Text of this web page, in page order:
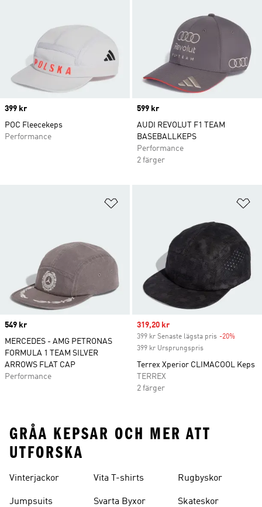
Price
399 kr
POC Fleecekeps
Performance
Price
599 kr
AUDI REVOLUT F1 TEAM
BASEBALLKEPS
Performance
2 färger
Price
549 kr
MERCEDES - AMG PETRONAS
FORMULA 1 TEAM SILVER
ARROWS FLAT CAP
Performance
Sale price
319,20 kr
399 kr Senaste lägsta pris -20%
399 kr Ursprungspris
Terrex Xperior CLIMACOOL Keps
TERREX
2 färger
GRÅA KEPSAR OCH MER ATT
UTFORSKA
Vinterjackor
Jumpsuits
Vita T-shirts
Svarta Byxor
Rugbyskor
Skateskor